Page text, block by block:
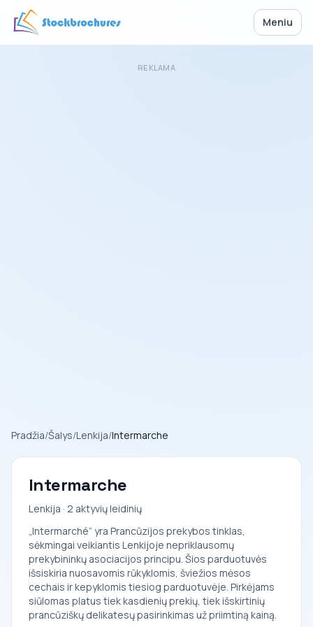
Meniu
REKLAMA
Pradžia/Šalys/Lenkija/Intermarche
Intermarche
Lenkija · 2 aktyvių leidinių
„Intermarché“ yra Prancūzijos prekybos tinklas,
sėkmingai veikiantis Lenkijoje nepriklausomų
prekybininkų asociacijos principu. Šios parduotuvės
išsiskiria nuosavomis rūkyklomis, šviežios mėsos
cechais ir kepyklomis tiesiog parduotuvėje. Pirkėjams
siūlomas platus tiek kasdienių prekių, tiek išskirtinių
prancūziškų delikatesų pasirinkimas už priimtiną kainą.